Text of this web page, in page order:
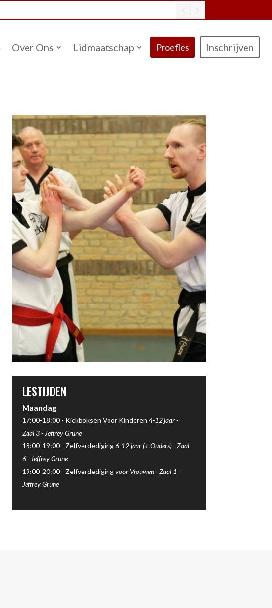
Over Ons Lidmaatschap Proefles Inschrijven
LESTIJDEN
Maandag
17:00-18:00 - Kickboksen Voor Kinderen 4-12 jaar -
Zaal 3- Jeffrey Grune
18:00-19:00 - Zelfverdediging6-12 jaar (+ Ouders) -Zaal
6- Jeffrey Grune
19:00-20:00 - Zelfverdedigingvoor Vrouwen -Zaal 1 -
Jeffrey Grune